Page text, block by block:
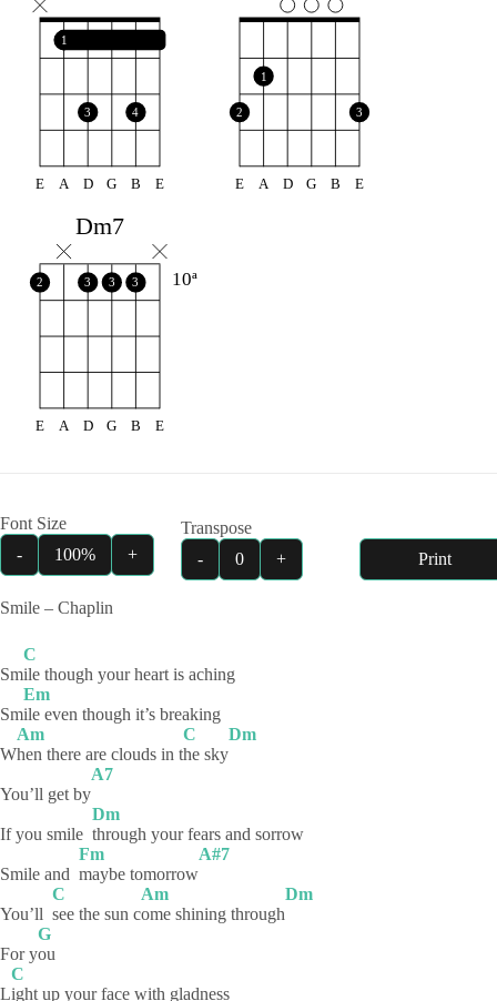
1
3 4
E A D G B E
2
1
3
E A D G B E
Dm7
10ª
2 3 3 3
E A D G B E
Font Size
-
100% +
Transpose
-
0 + Print
Smile – Chaplin
Sm
C
ile though your heart is aching
Sm
Em
ile even though it’s breaking
W
Am
hen there are clouds in t
C
he sky
Dm
You’ll get by
A7
If you smile
Dm
through your fears and sorrow
Smile and
Fm
maybe tomorrow
A#7
You’ll
C
see the sun c
Am
ome shining through
Dm
For y
G
ou
L
C
ight up your face with gladness